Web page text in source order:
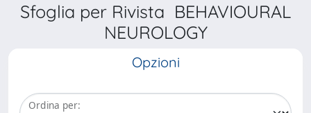
Sfoglia per Rivista BEHAVIOURAL
NEUROLOGY
Opzioni
Ordina per: